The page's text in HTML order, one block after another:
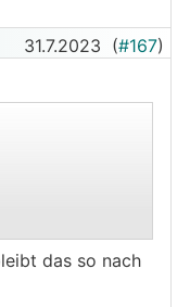
31.7.2023 (#167)
geben sobald
Oemag
das so nach